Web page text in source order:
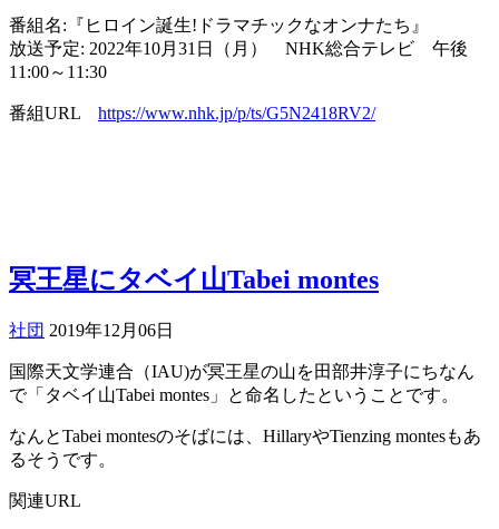
番組名:『ヒロイン誕生!ドラマチックなオンナたち』
放送予定: 2022年10月31日（月） NHK総合テレビ 午後
11:00～11:30
番組URL https://www.nhk.jp/p/ts/G5N2418RV2/
冥王星にタベイ山Tabei montes
社団 2019年12月06日
国際天文学連合（IAU)が冥王星の山を田部井淳子にちなん
で「タベイ山Tabei montes」と命名したということです。
なんとTabei montesのそばには、HillaryやTienzing montesもあ
るそうです。
関連URL